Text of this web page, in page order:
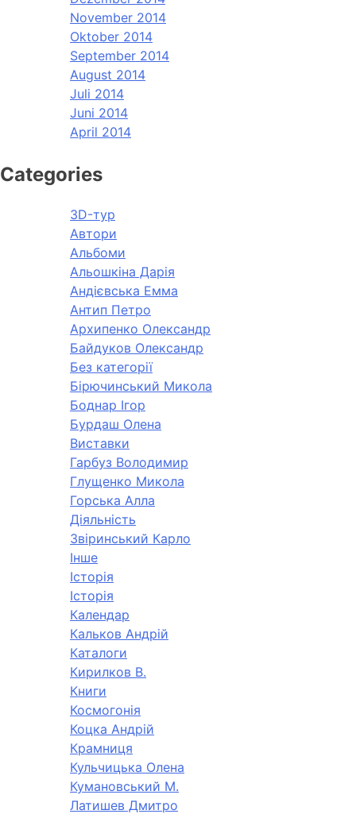
November 2014
Oktober 2014
September 2014
August 2014
Juli 2014
Juni 2014
April 2014
Categories
3D-тур
Автори
Альбоми
Альошкіна Дарія
Андієвська Емма
Антип Петро
Архипенко Олександр
Байдуков Олександр
Без категорії
Бірючинський Микола
Боднар Ігор
Бурдаш Олена
Виставки
Гарбуз Володимир
Глущенко Микола
Горська Алла
Діяльність
Звіринський Карло
Інше
Історія
Історія
Календар
Кальков Андрій
Каталоги
Кирилков В.
Книги
Космогонія
Коцка Андрій
Крамниця
Кульчицька Олена
Кумановський М.
Латишев Дмитро